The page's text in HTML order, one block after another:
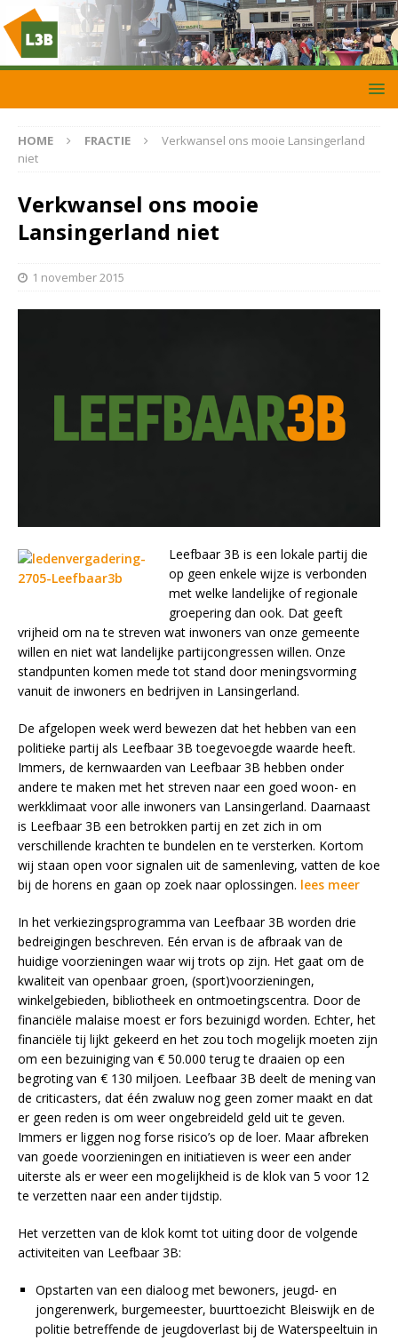
HOME FRACTIE
Verkwansel ons mooie Lansingerland
niet
Verkwansel ons mooie
Lansingerland niet
1 november 2015
Leefbaar 3B is een lokale partij die
op geen enkele wijze is verbonden
met welke landelijke of regionale
groepering dan ook. Dat geeft
vrijheid om na te streven wat inwoners van onze gemeente
willen en niet wat landelijke partijcongressen willen. Onze
standpunten komen mede tot stand door meningsvorming
vanuit de inwoners en bedrijven in Lansingerland.
De afgelopen week werd bewezen dat het hebben van een
politieke partij als Leefbaar 3B toegevoegde waarde heeft.
Immers, de kernwaarden van Leefbaar 3B hebben onder
andere te maken met het streven naar een goed woon- en
werkklimaat voor alle inwoners van Lansingerland. Daarnaast
is Leefbaar 3B een betrokken partij en zet zich in om
verschillende krachten te bundelen en te versterken. Kortom
wij staan open voor signalen uit de samenleving, vatten de koe
bij de horens en gaan op zoek naar oplossingen. lees meer
In het verkiezingsprogramma van Leefbaar 3B worden drie
bedreigingen beschreven. Eén ervan is de afbraak van de
huidige voorzieningen waar wij trots op zijn. Het gaat om de
kwaliteit van openbaar groen, (sport)voorzieningen,
winkelgebieden, bibliotheek en ontmoetingscentra. Door de
financiële malaise moest er fors bezuinigd worden. Echter, het
financiële tij lijkt gekeerd en het zou toch mogelijk moeten zijn
om een bezuiniging van € 50.000 terug te draaien op een
begroting van € 130 miljoen. Leefbaar 3B deelt de mening van
de criticasters, dat één zwaluw nog geen zomer maakt en dat
er geen reden is om weer ongebreideld geld uit te geven.
Immers er liggen nog forse risico’s op de loer. Maar afbreken
van goede voorzieningen en initiatieven is weer een ander
uiterste als er weer een mogelijkheid is de klok van 5 voor 12
te verzetten naar een ander tijdstip.
Het verzetten van de klok komt tot uiting door de volgende
activiteiten van Leefbaar 3B:
Opstarten van een dialoog met bewoners, jeugd- en
jongerenwerk, burgemeester, buurttoezicht Bleiswijk en de
politie betreffende de jeugdoverlast bij de Waterspeeltuin in